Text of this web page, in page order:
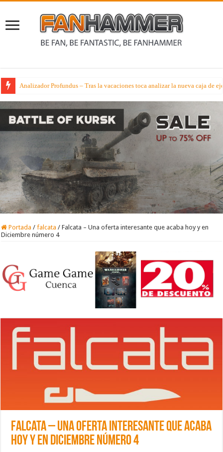
Listas Competitivas Warhammer 40000 – El poder de España en el WTC
Portada / falcata / Falcata – Una oferta interesante que acaba hoy y en
Diciembre número 4
Falcata – Una oferta interesante que acaba
hoy y en Diciembre número 4